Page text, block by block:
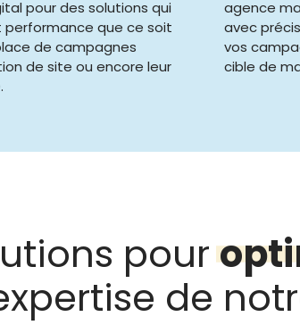
pour des solutions qui
performance que ce soit
de campagnes
de site ou encore leur
agence
avec
vos
cible de
pour
de